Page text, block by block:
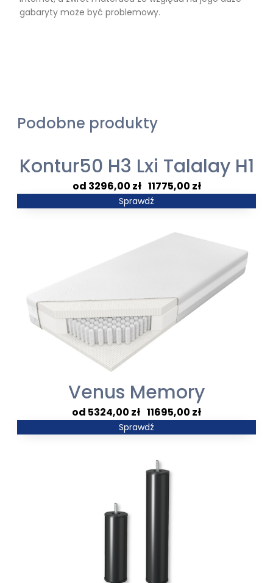
gabaryty może być problemowy.
Podobne produkty
Kontur50 H3 Lxi Talalay H1
3296,00 zł– 11775,00 zł
Zakres
Sprawdź
Venus Memory
5324,00 zł 11695,00 zł
Zakres
Sprawdź